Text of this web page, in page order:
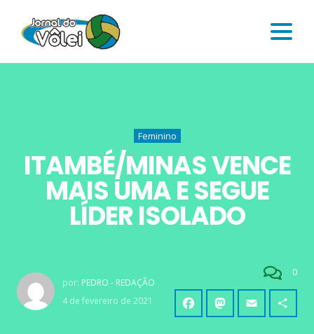
Feminino
ITAMBÉ/MINAS VENCE
MAIS UMA E SEGUE
LÍDER ISOLADO
por: PEDRO - REDAÇÃO
4 de fevereiro de 2021
0